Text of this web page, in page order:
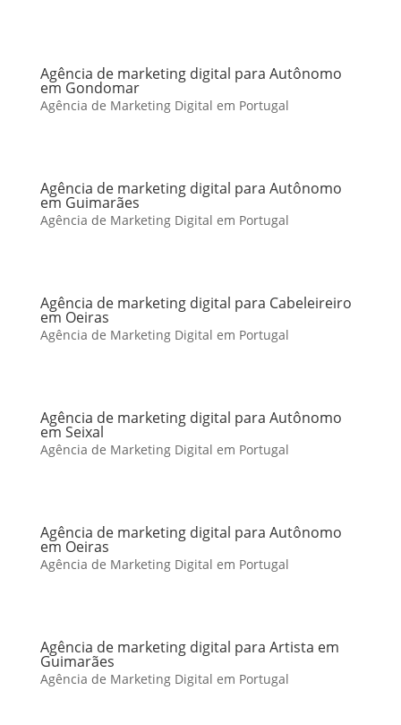
Agência de marketing digital para Autônomo
em Gondomar
Agência de Marketing Digital em Portugal
Agência de marketing digital para Autônomo
em Guimarães
Agência de Marketing Digital em Portugal
Agência de marketing digital para Cabeleireiro
em Oeiras
Agência de Marketing Digital em Portugal
Agência de marketing digital para Autônomo
em Seixal
Agência de Marketing Digital em Portugal
Agência de marketing digital para Autônomo
em Oeiras
Agência de Marketing Digital em Portugal
Agência de marketing digital para Artista em
Guimarães
Agência de Marketing Digital em Portugal